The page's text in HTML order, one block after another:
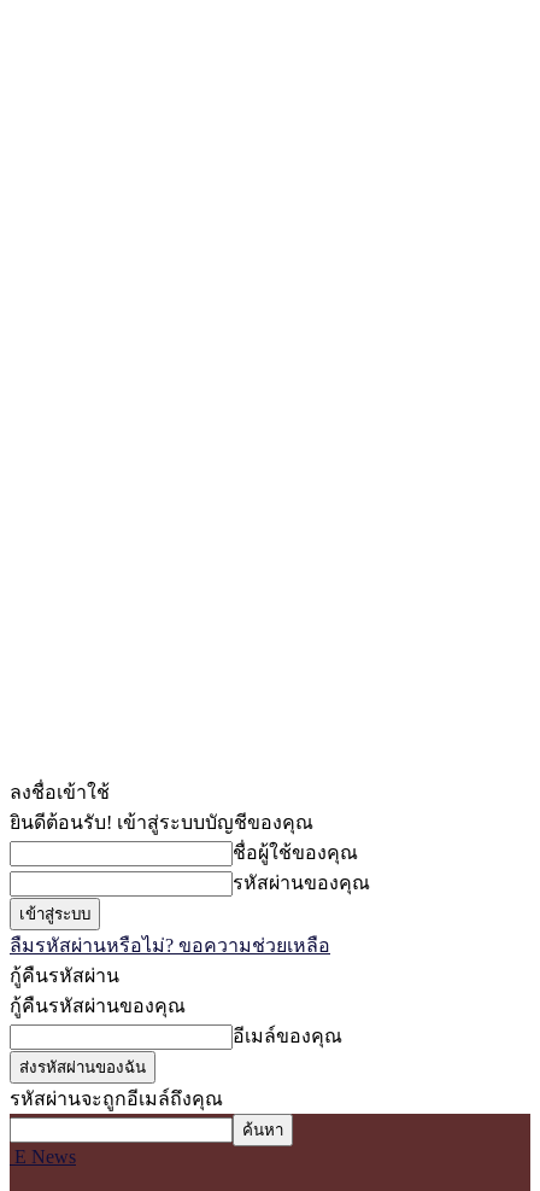
ลงชื่อเข้าใช้
ยินดีต้อนรับ! เข้าสู่ระบบบัญชีของคุณ
ชื่อผู้ใช้ของคุณ
รหัสผ่านของคุณ
ลืมรหัสผ่านหรือไม่? ขอความช่วยเหลือ
กู้คืนรหัสผ่าน
กู้คืนรหัสผ่านของคุณ
อีเมล์ของคุณ
รหัสผ่านจะถูกอีเมล์ถึงคุณ
E News